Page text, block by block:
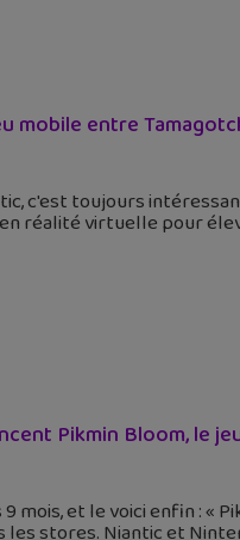
mobile entre
c'est toujours
réalité virtuelle pour
Pikmin Bloom, le
mois, et le voici enfin : «
stores. Niantic et